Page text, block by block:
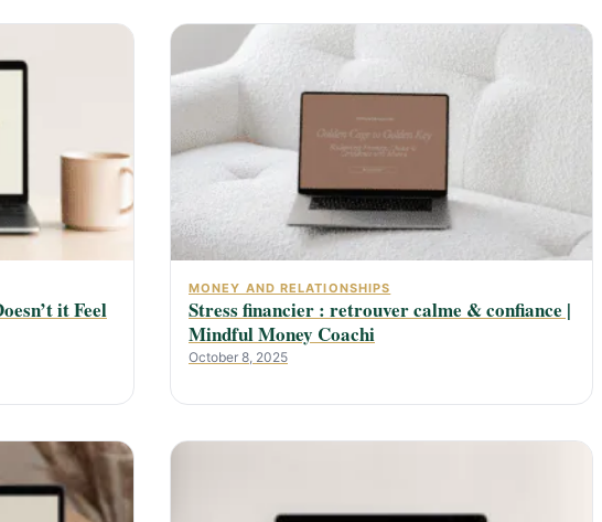
it Feel
MONEY AND RELATIONSHIPS
Stress financier : retrouver calme & confiance |
Mindful Money Coachi
October 8, 2025